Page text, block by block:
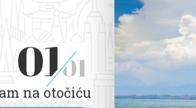
0101
na otočiću